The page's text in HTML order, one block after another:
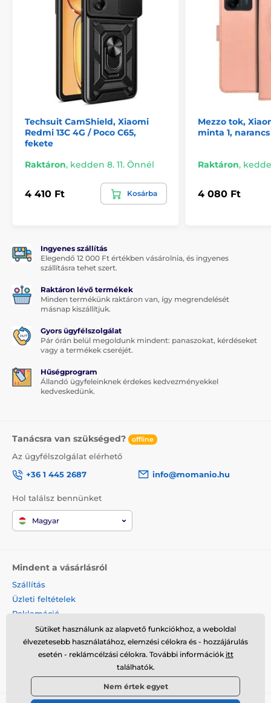
Techsuit CamShield, Xiaomi
Redmi 13C 4G / Poco C65,
fekete
Raktáron, kedden 8. 11. Önnél
4 410 Ft Kosárba
Mezzo tok,
minta 1, narancs
Raktáron,
4 080 Ft
Ingyenes szállítás
Elegendő 12 000 Ft értékben vásárolnia, és ingyenes
szállításra tehet szert.
Raktáron lévő termékek
Minden termékünk raktáron van, így megrendelését
másnap kiszállítjuk.
Gyors ügyfélszolgálat
Pár órán belül megoldunk mindent: panaszokat, kérdéseket
vagy a termékek cseréjét.
Hűségprogram
Állandó ügyfeleinknek érdekes kedvezményekkel
kedveskedünk.
Tanácsra van szükséged? offline
Az ügyfélszolgálat elérhető
+36 1 445 2687
info@momanio.hu
Hol találsz bennünket
Magyar
Mindent a vásárlásról
Szállítás
Üzleti feltételek
Reklamáció
Termék visszaküldése
Termék cseréje
Cookies
Sütiket használunk az alapvető funkciókhoz, a weboldal
élvezetesebb használatához, elemzési célokra és - hozzájárulás
esetén - reklámcélzási célokra. További információk itt
találhatók.
Nem értek egyet